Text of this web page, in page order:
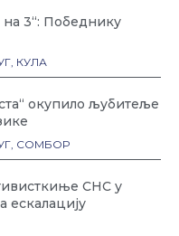
3“: Победнику
, КУЛА
окупило љубитеље
, СОМБОР
СНС у
ескалацију